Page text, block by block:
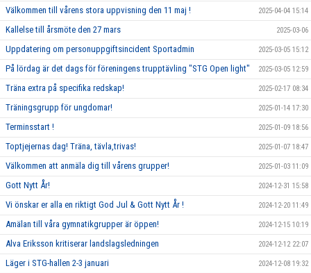
Välkommen till vårens stora uppvisning den 11 maj ! 2025-04-04 15:14
Kallelse till årsmöte den 27 mars 2025-03-06
Uppdatering om personuppgiftsincident Sportadmin 2025-03-05 15:12
På lördag är det dags för föreningens trupptävling "STG Open light" 2025-03-05 12:59
Träna extra på specifika redskap! 2025-02-17 08:34
Träningsgrupp för ungdomar! 2025-01-14 17:30
Terminsstart ! 2025-01-09 18:56
Toptjejernas dag! Träna, tävla,trivas! 2025-01-07 18:47
Välkommen att anmäla dig till vårens grupper! 2025-01-03 11:09
Gott Nytt År! 2024-12-31 15:58
Vi önskar er alla en riktigt God Jul & Gott Nytt År ! 2024-12-20 11:49
Amälan till våra gymnatikgrupper är öppen! 2024-12-15 10:19
Alva Eriksson kritiserar landslagsledningen 2024-12-12 22:07
Läger i STG-hallen 2-3 januari 2024-12-08 19:32